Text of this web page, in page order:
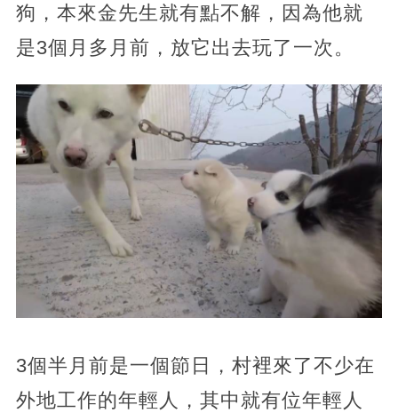
狗，本來金先生就有點不解，因為他就
是3個月多月前，放它出去玩了一次。
3個半月前是一個節日，村裡來了不少在
外地工作的年輕人，其中就有位年輕人